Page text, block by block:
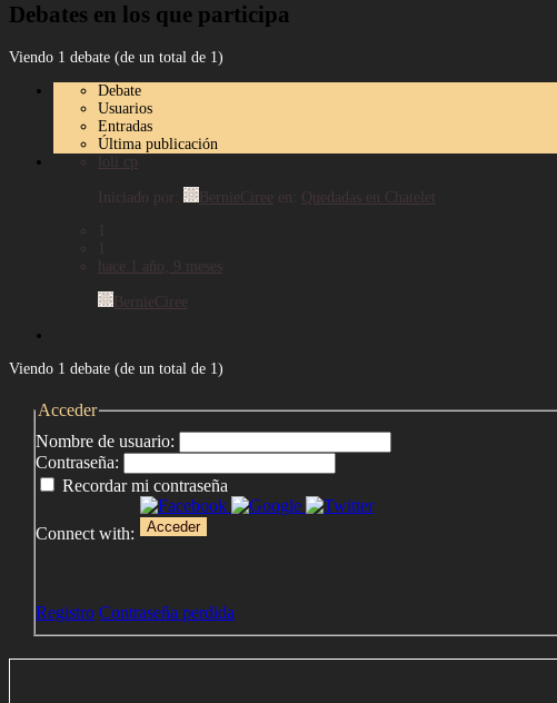
Debates en los que participa
Viendo 1 debate (de un total de 1)
Debate
Usuarios
Entradas
Última publicación
loli cp
Iniciado por: BernieCiree en: Quedadas en Chatelet
1
1
hace 1 año, 9 meses
BernieCiree
Viendo 1 debate (de un total de 1)
Acceder
Nombre de usuario:
Contraseña:
Recordar mi contraseña
Connect with: Acceder
Registro Contraseña perdida